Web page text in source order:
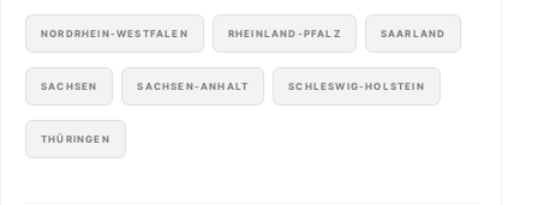
NORDRHEIN-WESTFALEN RHEINLAND-PFALZ SAARLAND
SACHSEN SACHSEN-ANHALT SCHLESWIG-HOLSTEIN
THÜRINGEN